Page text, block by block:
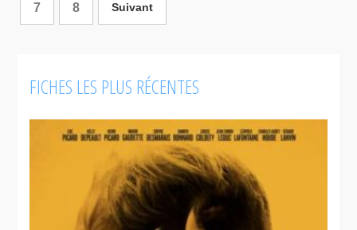
7 8 Suivant
FICHES LES PLUS RÉCENTES